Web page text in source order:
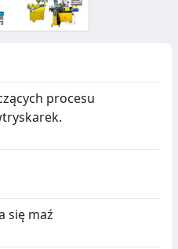
procesu
się maź